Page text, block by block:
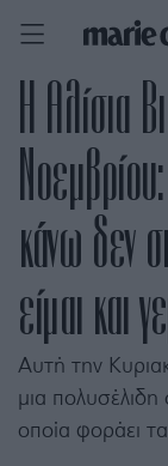
Η Αλίσια
κάνω δεν
είμαι και
Αυτή την
μια
οποία φοράει